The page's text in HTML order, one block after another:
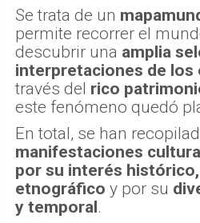
Se trata de un
permite recorrer el
descubrir una amplia
interpretaciones de los
través del rico
este fenómeno quedó
En total, se han
manifestaciones
por su interés
etnográfico y por su
y temporal.